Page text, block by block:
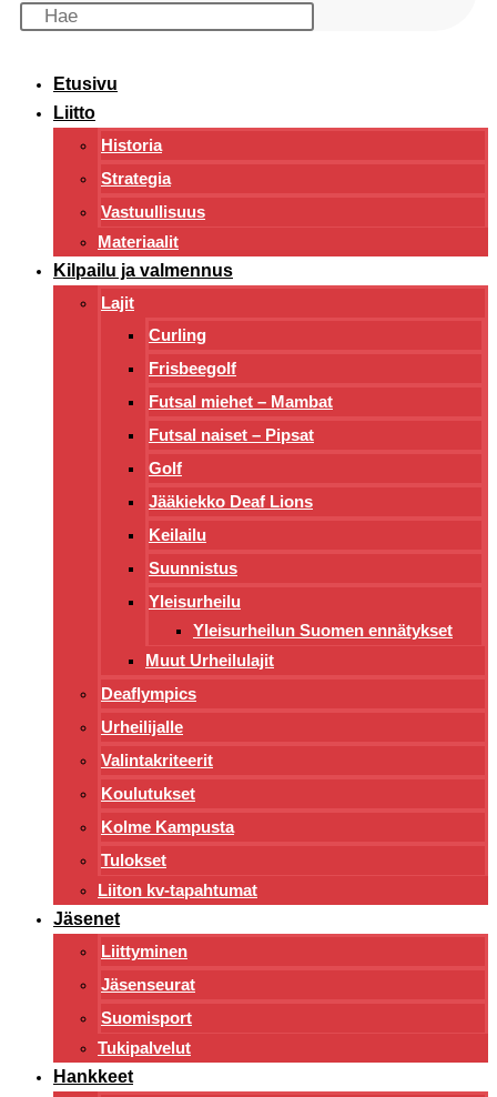
Etusivu
Liitto
Historia
Strategia
Vastuullisuus
Materiaalit
Kilpailu ja valmennus
Lajit
Curling
Frisbeegolf
Futsal miehet – Mambat
Futsal naiset – Pipsat
Golf
Jääkiekko Deaf Lions
Keilailu
Suunnistus
Yleisurheilu
Yleisurheilun Suomen ennätykset
Muut Urheilulajit
Deaflympics
Urheilijalle
Valintakriteerit
Koulutukset
Kolme Kampusta
Tulokset
Liiton kv-tapahtumat
Jäsenet
Liittyminen
Jäsenseurat
Suomisport
Tukipalvelut
Hankkeet